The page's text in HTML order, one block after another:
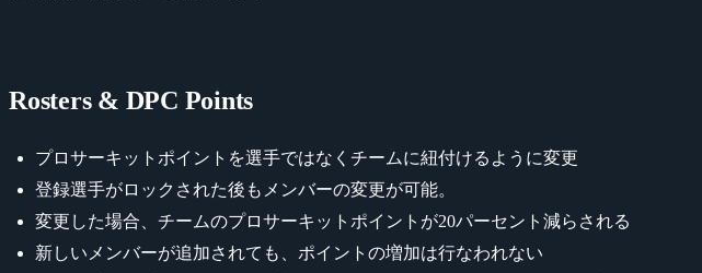
Rosters & DPC Points
プロサーキットポイントを選手ではなくチームに紐付けるように変更
登録選手がロックされた後もメンバーの変更が可能。
変更した場合、チームのプロサーキットポイントが20パーセント減らされる
新しいメンバーが追加されても、ポイントの増加は行なわれない